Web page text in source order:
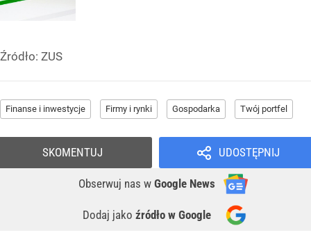
Źródło: ZUS
Finanse i inwestycje Firmy i rynki Gospodarka Twój portfel
UDOSTĘPNIJ
Obserwuj nas w Google News
Dodaj jako źródło w Google
SKOMENTUJ